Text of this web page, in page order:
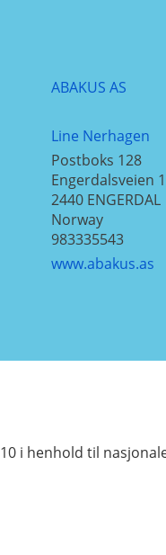
ABAKUS AS
Line Nerhagen
Postboks 128
Engerdalsveien
2440 ENGERDAL
Norway
983335543
www.abakus.as
i henhold til